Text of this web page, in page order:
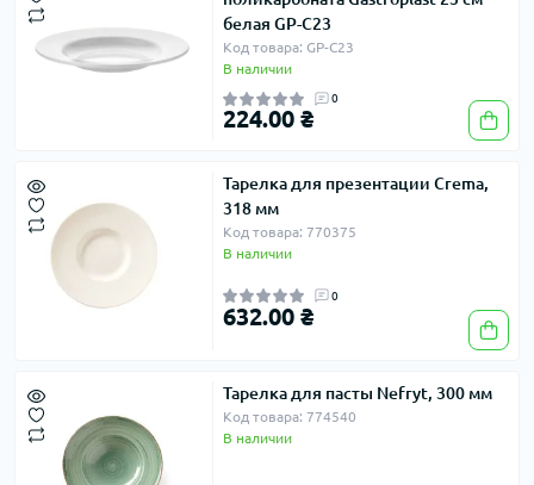
белая GP-C23
Код товара: GP-C23
В наличии
0
224.00 ₴
Тарелка для презентации Crema,
318 мм
Код товара: 770375
В наличии
0
632.00 ₴
Тарелка для пасты Nefryt, 300 мм
Код товара: 774540
В наличии